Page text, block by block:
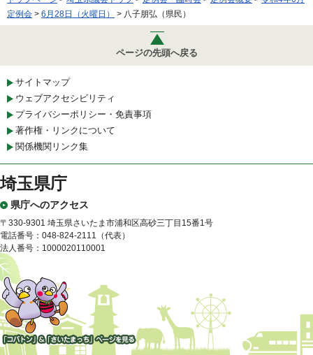
定例会 > 6月28日（火曜日） > 八子朋弘（県民）
ページの先頭へ戻る
サイトマップ
ウェブアクセシビリティ
プライバシーポリシー・免責事項
著作権・リンクについて
関係機関リンク集
埼玉県庁
県庁へのアクセス
〒330-9301 埼玉県さいたま市浦和区高砂三丁目15番1号
電話番号：048-824-2111（代表）
法人番号：1000020110001
「コバトン」&「さいたまっ